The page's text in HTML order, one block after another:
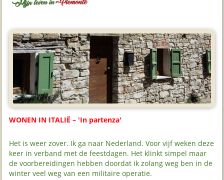
WONEN IN ITALIË – 'In partenza'
Het is weer zover. Ik ga naar Nederland. Voor vijf weken deze
keer in verband met de feestdagen. Het klinkt simpel maar
de voorbereidingen hebben doordat ik zolang weg ben in de
winter veel weg van een militaire operatie.